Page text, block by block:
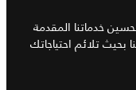
خدماتنا المقدمة
بحيث تلائم احتياجاتك